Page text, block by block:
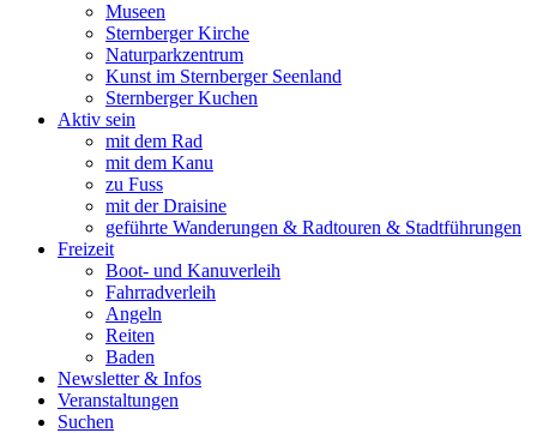
Museen
Sternberger Kirche
Naturparkzentrum
Kunst im Sternberger Seenland
Sternberger Kuchen
Aktiv sein
mit dem Rad
mit dem Kanu
zu Fuss
mit der Draisine
geführte Wanderungen & Radtouren & Stadtführungen
Freizeit
Boot- und Kanuverleih
Fahrradverleih
Angeln
Reiten
Baden
Newsletter & Infos
Veranstaltungen
Suchen